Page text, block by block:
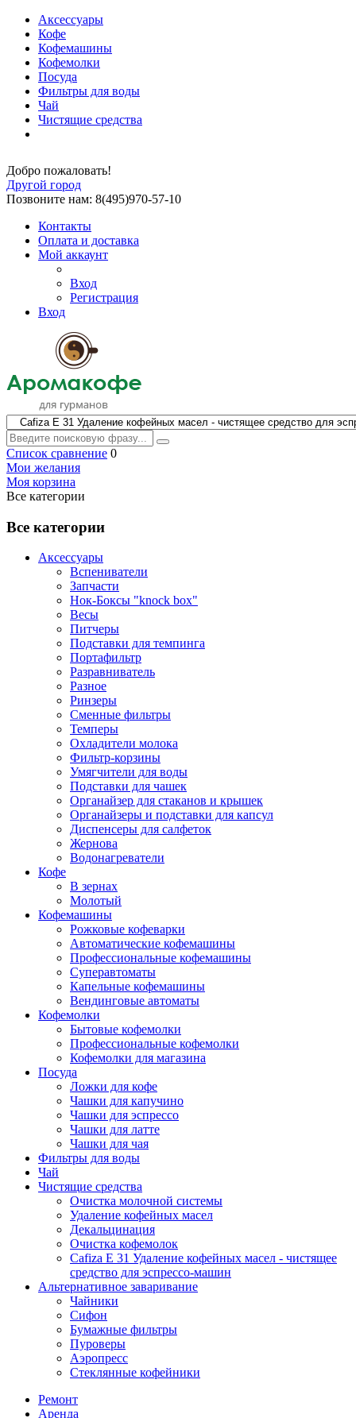
Аксессуары
Кофе
Кофемашины
Кофемолки
Посуда
Фильтры для воды
Чай
Чистящие средства
Добро пожаловать!
Другой город
Позвоните нам: 8(495)970-57-10
Контакты
Оплата и доставка
Мой аккаунт
Вход
Регистрация
Вход
Список сравнение 0
Мои желания
Моя корзина
Все категории
Все категории
Аксессуары
Вспениватели
Запчасти
Нок-Боксы "knock box"
Весы
Питчеры
Подставки для темпинга
Портафильтр
Разравниватель
Разное
Ринзеры
Сменные фильтры
Темперы
Охладители молока
Фильтр-корзины
Умягчители для воды
Подставки для чашек
Органайзер для стаканов и крышек
Органайзеры и подставки для капсул
Диспенсеры для салфеток
Жернова
Водонагреватели
Кофе
В зернах
Молотый
Кофемашины
Рожковые кофеварки
Автоматические кофемашины
Профессиональные кофемашины
Суперавтоматы
Капельные кофемашины
Вендинговые автоматы
Кофемолки
Бытовые кофемолки
Профессиональные кофемолки
Кофемолки для магазина
Посуда
Ложки для кофе
Чашки для капучино
Чашки для эспрессо
Чашки для латте
Чашки для чая
Фильтры для воды
Чай
Чистящие средства
Очистка молочной системы
Удаление кофейных масел
Декальцинация
Очистка кофемолок
Cafiza E 31 Удаление кофейных масел - чистящее
средство для эспрессо-машин
Альтернативное заваривание
Чайники
Сифон
Бумажные фильтры
Пуроверы
Аэропресс
Стеклянные кофейники
Ремонт
Аренда